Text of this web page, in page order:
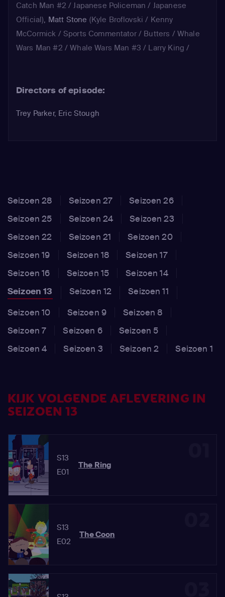
Catch Man #2 / Japanese Policeman / Japanese
Official), Matt Stone (Kyle Broflovski / Kenny
McCormick / Sports Commentator / Butters / Whale
Wars Man #2 / Whale Wars Man #3 / Larry King /
Woman #1 / Aquarium Woman #3 / Whale Wars
Directors of episode:
Trey Parker, Eric Stough
Seizoen 28 Seizoen 27
Seizoen 26
Seizoen 25
Seizoen 24
Seizoen 23
Seizoen 22
Seizoen 21
Seizoen 20
Seizoen 19
Seizoen 18
Seizoen 17
Seizoen 16
Seizoen 15
Seizoen 14
Seizoen 13
Seizoen 12
Seizoen 11
Seizoen 10
Seizoen 9
Seizoen 8
Seizoen 7
Seizoen 6
Seizoen 5
Seizoen 4
Seizoen 3 Seizoen 2 Seizoen 1
KIJK VOLGENDE AFLEVERING IN
SEIZOEN 13
S13
E01
The Ring
S13
E02
The Coon